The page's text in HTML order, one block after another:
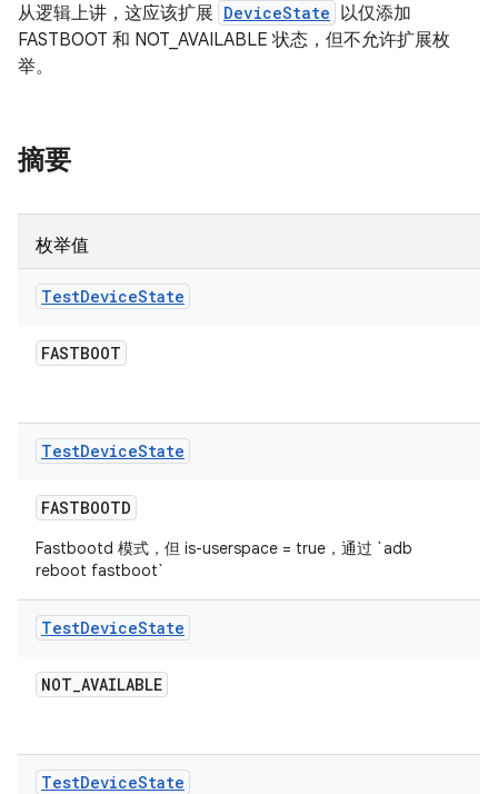
从逻辑上讲，这应该扩展 DeviceState 以仅添加
FASTBOOT 和 NOT_AVAILABLE 状态，但不允许扩展枚
举。
摘要
枚举值
TestDeviceState
FASTBOOT
TestDeviceState
FASTBOOTD
Fastbootd 模式，但 is-userspace = true，通过 `adb
reboot fastboot`
TestDeviceState
NOT_AVAILABLE
TestDeviceState